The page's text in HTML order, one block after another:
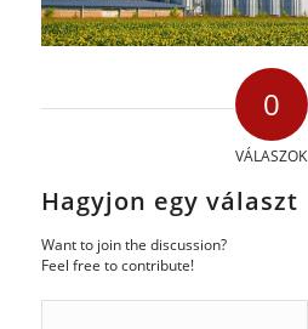
0
VÁLASZOK
Hagyjon egy választ
Want to join the discussion?
Feel free to contribute!